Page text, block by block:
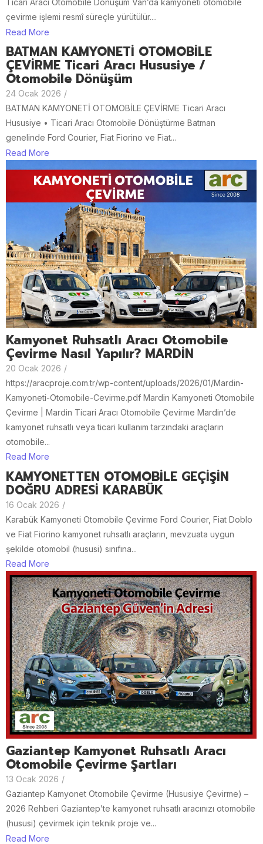
Ticari Aracı Otomobile Dönüşüm Van’da kamyoneti otomobile
çevirme işlemi resmî süreçle yürütülür....
Read More
BATMAN KAMYONETİ OTOMOBİLE
ÇEVİRME Ticari Aracı Hususiye /
Otomobile Dönüşüm
24 Ocak 2026 /
BATMAN KAMYONETİ OTOMOBİLE ÇEVİRME Ticari Aracı
Hususiye • Ticari Aracı Otomobile Dönüştürme Batman
genelinde Ford Courier, Fiat Fiorino ve Fiat...
Read More
Kamyonet Ruhsatlı Aracı Otomobile
Çevirme Nasıl Yapılır? MARDİN
20 Ocak 2026 /
https://aracproje.com.tr/wp-content/uploads/2026/01/Mardin-
Kamyoneti-Otomobile-Cevirme.pdf Mardin Kamyoneti Otomobile
Çevirme | Mardin Ticari Aracı Otomobile Çevirme Mardin’de
kamyonet ruhsatlı veya ticari kullanım tarzındaki araçların
otomobile...
Read More
KAMYONETTEN OTOMOBİLE GEÇİŞİN
DOĞRU ADRESİ KARABÜK
16 Ocak 2026 /
Karabük Kamyoneti Otomobile Çevirme Ford Courier, Fiat Doblo
ve Fiat Fiorino kamyonet ruhsatlı araçların, mevzuata uygun
şekilde otomobil (hususi) sınıfına...
Read More
Gaziantep Kamyonet Ruhsatlı Aracı
Otomobile Çevirme Şartları
13 Ocak 2026 /
Gaziantep Kamyonet Otomobile Çevirme (Hususiye Çevirme) –
2026 Rehberi Gaziantep’te kamyonet ruhsatlı aracınızı otomobile
(hususi) çevirmek için teknik proje ve...
Read More